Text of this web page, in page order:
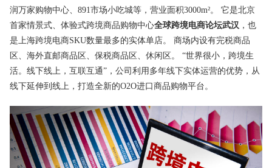
润万家购物中心、891市场小吃城等，营业面积3000m²。 它是北京
首家情景式、体验式跨境商品购物中心全球跨境电商论坛武汉 ，也
是上海跨境电商SKU数量最多的实体单店。 商场内设有完税商品
区、海外直邮商品区、保税商品区、休闲区。 “世界很小，跨境生
活。线下线上，互联互通”，公司利用多年线下实体运营的优势，从
线下延伸到线上，打造全新的O2O进口商品购物平台。